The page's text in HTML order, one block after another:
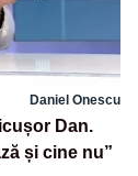
Daniel Onescu
Dan.
și cine nu”